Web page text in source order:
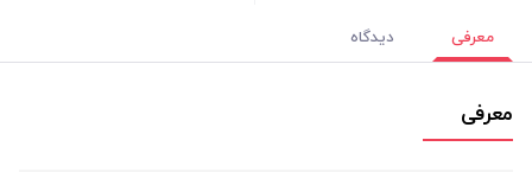
معرفی دیدگاه
معرفی